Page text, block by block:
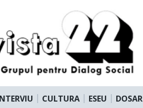
CULTURA ESEU DOSAR